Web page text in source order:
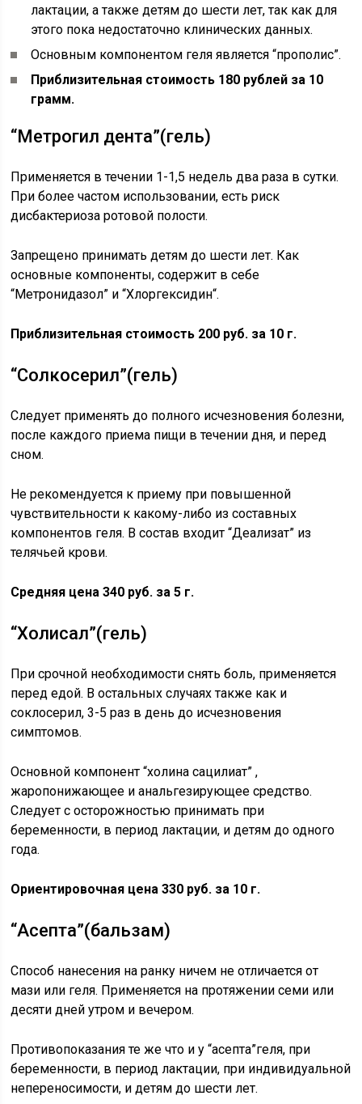
лактации, а также детям до шести лет, так как для
этого пока недостаточно клинических данных.
Основным компонентом геля является “прополис”.
Приблизительная стоимость 180 рублей за 10
грамм.
“Метрогил дента”(гель)
Применяется в течении 1-1,5 недель два раза в сутки.
При более частом использовании, есть риск
дисбактериоза ротовой полости.
Запрещено принимать детям до шести лет. Как
основные компоненты, содержит в себе
“Метронидазол” и “Хлоргексидин“.
Приблизительная стоимость 200 руб. за 10 г.
“Солкосерил”(гель)
Следует применять до полного исчезновения болезни,
после каждого приема пищи в течении дня, и перед
сном.
Не рекомендуется к приему при повышенной
чувствительности к какому-либо из составных
компонентов геля. В состав входит “Деализат” из
телячьей крови.
Средняя цена 340 руб. за 5 г.
“Холисал”(гель)
При срочной необходимости снять боль, применяется
перед едой. В остальных случаях также как и
соклосерил, 3-5 раз в день до исчезновения
симптомов.
Основной компонент “холина сацилиат” ,
жаропонижающее и анальгезирующее средство.
Следует с осторожностью принимать при
беременности, в период лактации, и детям до одного
года.
Ориентировочная цена 330 руб. за 10 г.
“Асепта”(бальзам)
Способ нанесения на ранку ничем не отличается от
мази или геля. Применяется на протяжении семи или
десяти дней утром и вечером.
Противопоказания те же что и у “асепта”геля, при
беременности, в период лактации, при индивидуальной
непереносимости, и детям до шести лет.